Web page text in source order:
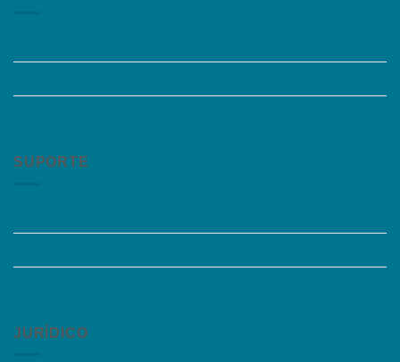
SUPORTE
JURÍDICO